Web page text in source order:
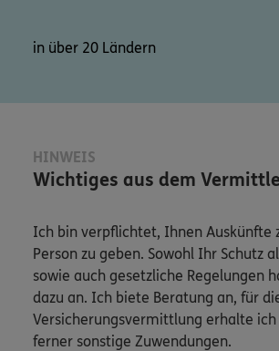
in über 20 Ländern
HINWEIS
Wichtiges aus dem
Ich bin verpflichtet, Ihnen Auskünfte
Person zu geben. Sowohl Ihr Schutz
sowie auch gesetzliche Regelungen
dazu an. Ich biete Beratung an, für
Versicherungsvermittlung erhalte ich
ferner sonstige Zuwendungen.